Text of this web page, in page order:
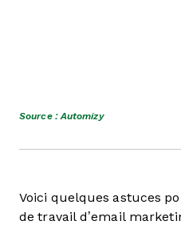
Source : Automizy
Voici quelques astuces
de travail d’email